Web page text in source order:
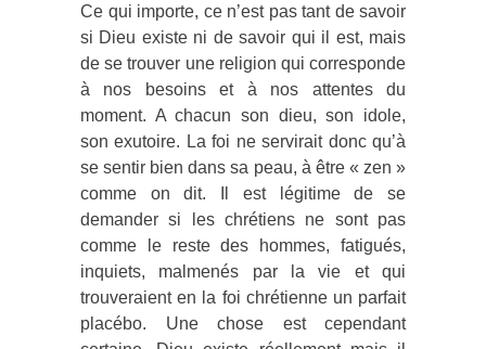
Ce qui importe, ce n’est pas tant de savoir
si Dieu existe ni de savoir qui il est, mais
de se trouver une religion qui corresponde
à nos besoins et à nos attentes du
moment. A chacun son dieu, son idole,
son exutoire. La foi ne servirait donc qu’à
se sentir bien dans sa peau, à être « zen »
comme on dit. Il est légitime de se
demander si les chrétiens ne sont pas
comme le reste des hommes, fatigués,
inquiets, malmenés par la vie et qui
trouveraient en la foi chrétienne un parfait
placébo. Une chose est cependant